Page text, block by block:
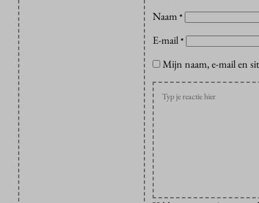
Naam *
E-mail *
Mijn naam, e-mail en